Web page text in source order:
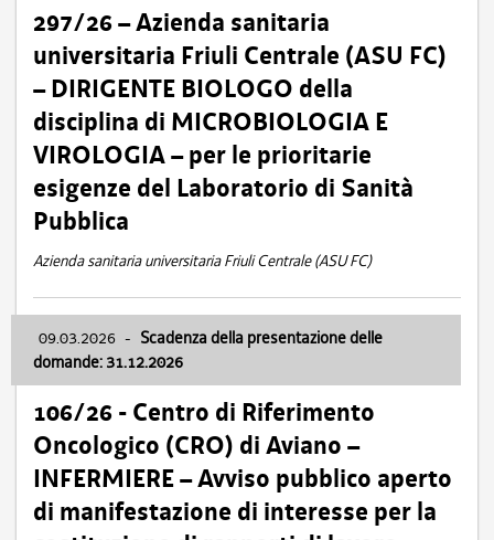
297/26 – Azienda sanitaria
universitaria Friuli Centrale (ASU FC)
– DIRIGENTE BIOLOGO della
disciplina di MICROBIOLOGIA E
VIROLOGIA – per le prioritarie
esigenze del Laboratorio di Sanità
Pubblica
Azienda sanitaria universitaria Friuli Centrale (ASU FC)
09.03.2026 - Scadenza della presentazione delle
domande: 31.12.2026
106/26 - Centro di Riferimento
Oncologico (CRO) di Aviano –
INFERMIERE – Avviso pubblico aperto
di manifestazione di interesse per la